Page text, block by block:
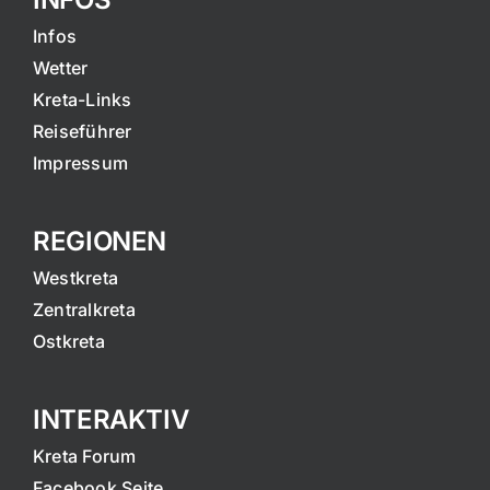
Infos
Wetter
Kreta-Links
Reiseführer
Impressum
REGIONEN
Westkreta
Zentralkreta
Ostkreta
INTERAKTIV
Kreta Forum